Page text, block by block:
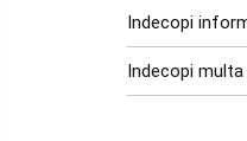
Indecopi
Indecopi